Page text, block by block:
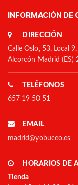
INFORMACIÓN DE
DIRECCIÓN
Calle Oslo, 53, Local
Alcorcón Madrid (ES)
TELÉFONOS
657 19 50 51
EMAIL
madrid@yobuceo.es
HORARIOS DE
Tienda